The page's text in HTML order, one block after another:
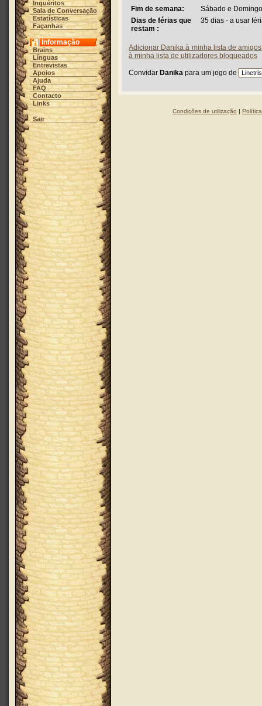
Inquéritos
Sala de Conversação
Estatísticas
Façanhas
Informação
Brains
Línguas
Entrevistas
Apoios
Ajuda
FAQ
Contacto
Links
Sair
Fim de semana:
Sábado e Domingo
Dias de férias que
restam :
35 dias - a usar
Adicionar Danika à minha lista de amigos
à minha lista de utilizadores bloqueados
Convidar Danika para um jogo de
Condições de utilização |